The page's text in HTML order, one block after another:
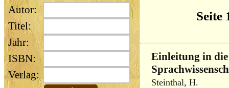
Autor:
Titel:
Jahr:
ISBN:
Verlag:
Seite
Einleitung in
Steinthal, H.